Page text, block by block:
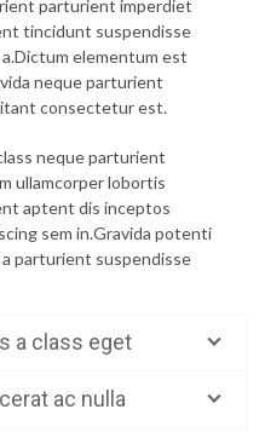
parturient imperdiet
tincidunt suspendisse
elementum est
neque parturient
consectetur est.
neque parturient
ullamcorper lobortis
aptent dis inceptos
sem in.Gravida potenti
parturient suspendisse
a class eget
ac nulla